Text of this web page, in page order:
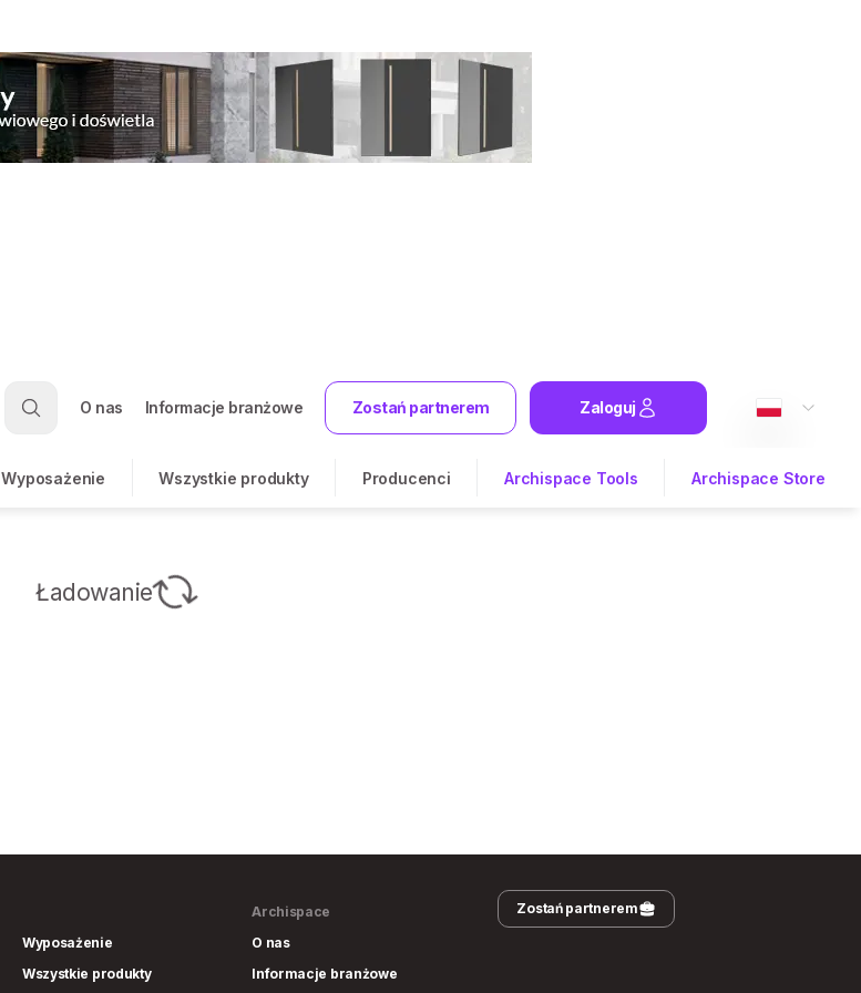
O nas Informacje branżowe Zostań partnerem Zaloguj
Wyposażenie Wszystkie produkty Producenci Archispace Tools Archispace Store
Ładowanie
Wyposażenie
Wszystkie produkty
Archispace
O nas
Informacje branżowe
Zostań partnerem